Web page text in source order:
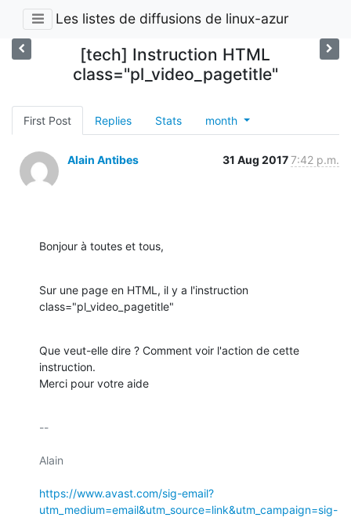
Les listes de diffusions de linux-azur
[tech] Instruction HTML
class="pl_video_pagetitle"
First Post Replies Stats month
Alain Antibes 31 Aug 20177:42 p.m.
Bonjour à toutes et tous,
Sur une page en HTML, il y a l'instruction
class="pl_video_pagetitle"
Que veut-elle dire ? Comment voir l'action de cette
instruction.
Merci pour votre aide
--
Alain
https://www.avast.com/sig-email?
utm_medium=email&utm_source=link&utm_campaign=sig-